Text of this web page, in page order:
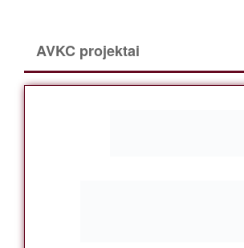
AVKC projektai